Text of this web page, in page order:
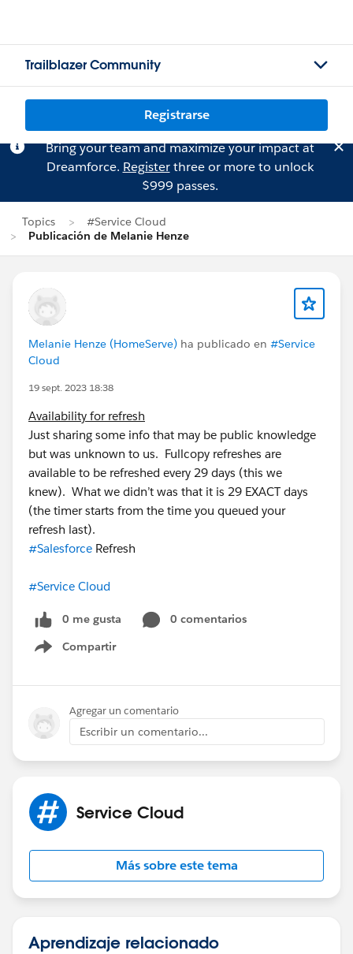
Trailblazer Community
Registrarse
Bring your team and maximize your impact at
Dreamforce. Registerthree or more to unlock
$999 passes.
Topics
#Service Cloud
Publicación de Melanie Henze
Melanie Henze (HomeServe) ha publicado en #Service
Cloud
19 sept. 2023 18:38
Availability for refresh
Just sharing some info that may be public knowledge
but was unknown to us. Fullcopy refreshes are
available to be refreshed every 29 days (this we
knew). What we didn’t was that it is 29 EXACT days
(the timer starts from the time you queued your
refresh last).
#Salesforce Refresh
#Service Cloud
0 me gusta
0 comentarios
Compartir
Show menu
Agregar un comentario
Escribir un comentario...
Service Cloud
Más sobre este tema
Aprendizaje relacionado